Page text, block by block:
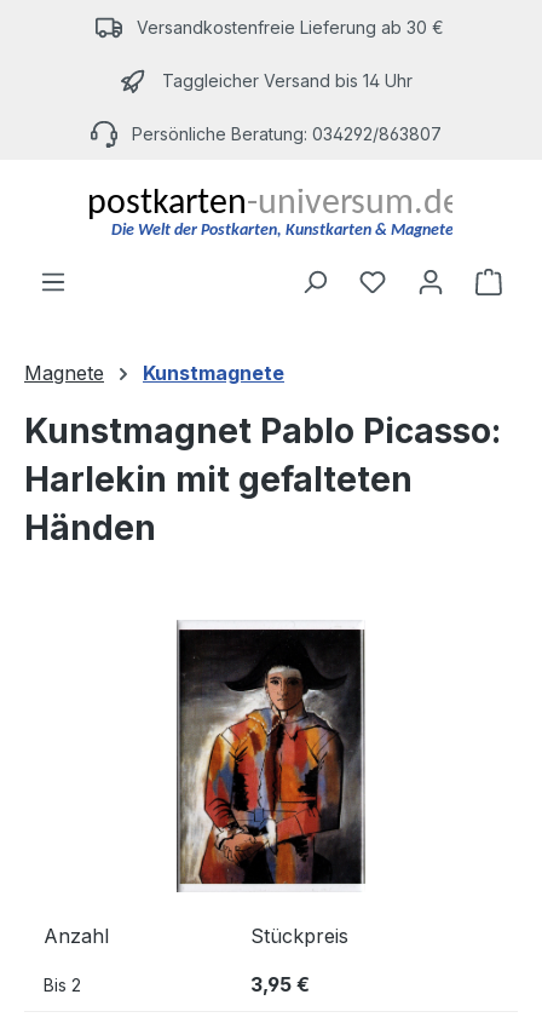
Zum Hauptinhalt springenVersandkostenfreie Lieferung ab 30 €
Taggleicher Versand bis 14 Uhr
Persönliche Beratung: 034292/863807
Du hast 0
Magnete Kunstmagnete
Kunstmagnet Pablo Picasso:
Harlekin mit gefalteten
Händen
Bildergalerie überspringen
Anzahl Stückpreis
Bis 2 3,95 €